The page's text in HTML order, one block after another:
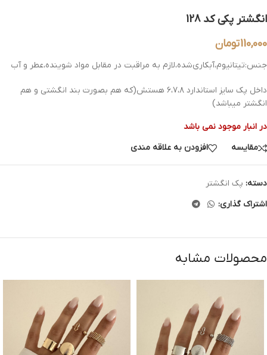
انگشتر پکی کد 128
110,000تومان
جنس:تیتانیوم،آبکاری‌شده،لازم به مراقبت در مقابل مواد شوینده،عطر و آب
داخل پک سایز استاندارد ۶،۷،۸ هستش(که هم بصورت بند انگشتی و هم
انگشتر میباشد)
در انبار موجود نمی باشد
مقایسه
افزودن به علاقه مندی
دسته: پک انگشتر
اشتراک گذاری:
محصولات مشابه